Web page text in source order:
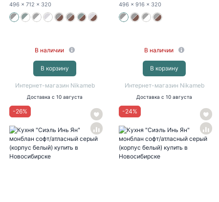
496 x 712 x 320
В наличии
В корзину
Интернет-магазин Nikameb
Доставка с 10 августа
496 x 916 x 320
В наличии
В корзину
Интернет-магазин Nikameb
Доставка с 10 августа
-26% -24%